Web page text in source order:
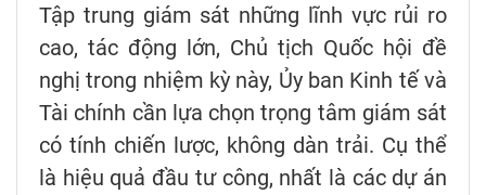
Tập trung giám sát những lĩnh vực rủi ro
cao, tác động lớn, Chủ tịch Quốc hội đề
nghị trong nhiệm kỳ này, Ủy ban Kinh tế và
Tài chính cần lựa chọn trọng tâm giám sát
có tính chiến lược, không dàn trải. Cụ thể
là hiệu quả đầu tư công, nhất là các dự án